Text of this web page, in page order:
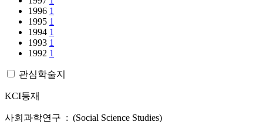
1996 1
1995 1
1994 1
1993 1
1992 1
관심학술지
KCI등재
사회과학연구 : (Social Science Studies)